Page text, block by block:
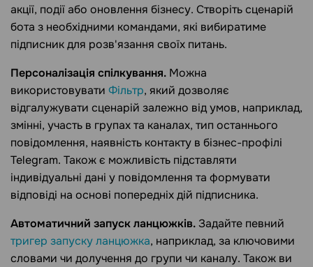
акції, події або оновлення бізнесу. Створіть сценарій
бота з необхідними командами, які вибиратиме
підписник для розв'язання своїх питань.
Персоналізація спілкування. Можна
використовувати Фільтр, який дозволяє
відгалужувати сценарій залежно від умов, наприклад,
змінні, участь в групах та каналах, тип останнього
повідомлення, наявність контакту в бізнес-профілі
Telegram. Також є можливість підставляти
індивідуальні дані у повідомлення та формувати
відповіді на основі попередніх дій підписника.
Автоматичний запуск ланцюжків.Задайте певний
тригер запуску ланцюжка, наприклад, за ключовими
словами чи долучення до групи чи каналу. Також ви